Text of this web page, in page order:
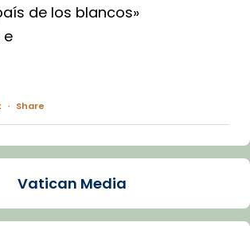
de los blancos»
e
· Share
de Barcelona
patir depressió. Fa gairebé
l'Estadi Lluís Companys, la
Vatican Media